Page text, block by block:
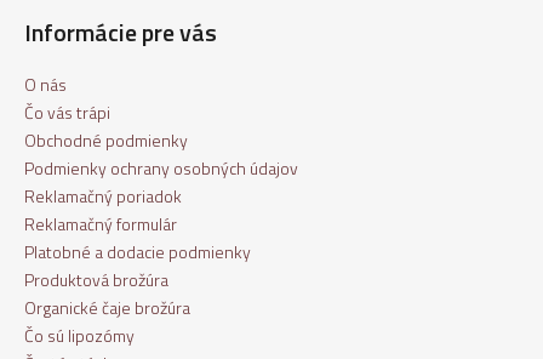
Informácie pre vás
O nás
Čo vás trápi
Obchodné podmienky
Podmienky ochrany osobných údajov
Reklamačný poriadok
Reklamačný formulár
Platobné a dodacie podmienky
Produktová brožúra
Organické čaje brožúra
Čo sú lipozómy